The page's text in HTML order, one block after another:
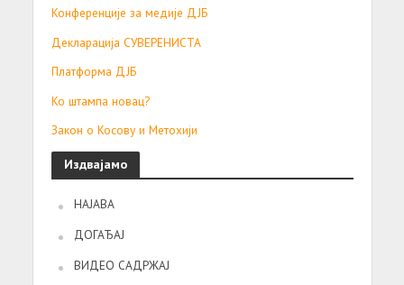
Конференције за медије ДЈБ
Декларација СУВЕРЕНИСТА
Платформа ДЈБ
Ко штампа новац?
Закон о Косову и Метохији
Издвајамо
НАЈАВА
ДОГАЂАЈ
ВИДЕО САДРЖАЈ